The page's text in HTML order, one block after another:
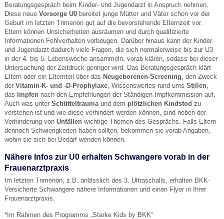
Beratungsgespräch beim Kinder- und Jugendarzt in Anspruch nehmen.
Diese neue Vorsorge U0bereitet junge Mütter und Väter schon vor der
Geburt im letzten Trimenon gut auf die bevorstehende Elternzeit vor.
Eltern können Unsicherheiten ausräumen und durch qualifizierte
Informationen Fehlverhalten vorbeugen. Darüber hinaus kann der Kinder-
und Jugendarzt dadurch viele Fragen, die sich normalerweise bis zur U3
in der 4. bis 5. Lebenswoche ansammeln, vorab klären, sodass bei dieser
Untersuchung der Zeitdruck geringer wird. Das Beratungsgespräch klärt
Eltern oder ein Elternteil über das Neugeborenen-Screening , den Zweck
der Vitamin-K- und -D-Prophylaxe, Wissenswertes rund ums Stillen,
das
Impfennach den Empfehlungen der Ständigen Impfkommission auf.
Auch was unter Schütteltraumaund dem plötzlichen Kindstod zu
verstehen ist und wie diese verhindert werden können, sind neben der
Verhinderung von Unfällenwichtige Themen des Gesprächs. Falls Eltern
dennoch Schwierigkeiten haben sollten, bekommen sie vorab Angaben,
wohin sie sich bei Bedarf wenden können.
Nähere Infos zur U0 erhalten Schwangere vorab in der
Frauenarztpraxis
Im letzten Trimenon, z.B. anlässlich des 3. Ultraschalls, erhalten BKK-
Versicherte Schwangere nähere Informationen und einen Flyer in Ihrer
Frauenarztpraxis.
*Im Rahmen des Programms „Starke Kids by BKK“